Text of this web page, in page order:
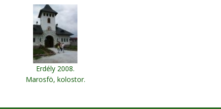
Erdély 2008.
Marosfö, kolostor.